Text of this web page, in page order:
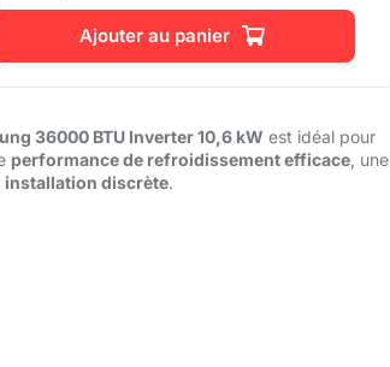
Ajouter au panier
36000 BTU Inverter 10,6 kW est idéal pour
performance de refroidissement efficace, une
installation discrète.